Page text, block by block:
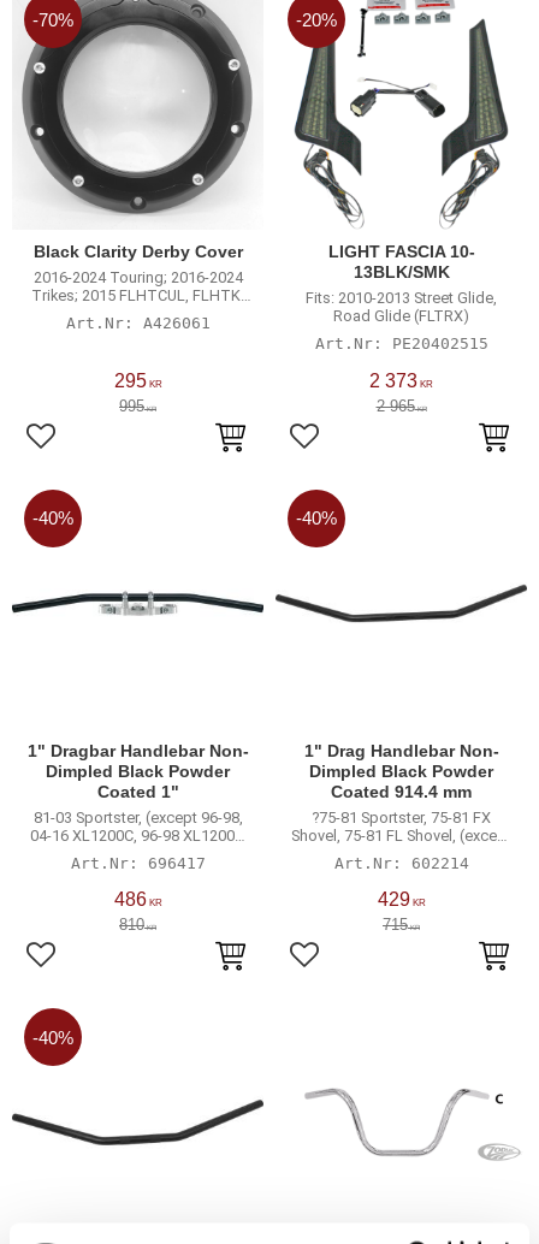
Black Clarity Derby Cover
2016-2024 Touring; 2016-2024
Trikes; 2015 FLHTCUL, FLHTK;
2007-2015 Touring, Trikes with
narrow profile primary cover
A426061
295KR
995KR
70%
Lägg till i favoriter
LIGHT FASCIA 10-
13BLK/SMK
Fits: 2010-2013 Street Glide,
Road Glide (FLTRX)
PE20402515
2 373 KR
2 965KR
20%
Lägg till i favoriter
1" Dragbar Handlebar Non-
Dimpled Black Powder
Coated 1"
81-03 Sportster, (except 96-98,
04-16 XL1200C, 96-98 XL1200S,
09 XL883), 91-05 Dyna, 89-94 FX
Model, 90-16 ...
696417
486KR
810KR
40%
Lägg till i favoriter
1" Drag Handlebar Non-
Dimpled Black Powder
Coated 914.4 mm
?75-81 Sportster, 75-81 FX
Shovel, 75-81 FL Shovel, (except
602214
429KR
715KR
40%
Lägg till i favoriter
40%